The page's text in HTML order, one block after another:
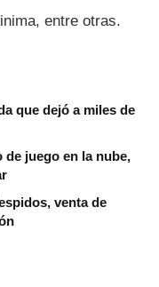
entre otras.
que dejó a miles de
juego en la nube,
venta de